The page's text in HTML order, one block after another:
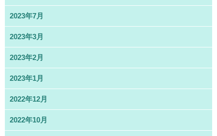
2023年7月
2023年3月
2023年2月
2023年1月
2022年12月
2022年10月